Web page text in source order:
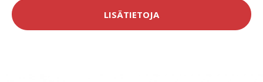
LISÄTIETOJA